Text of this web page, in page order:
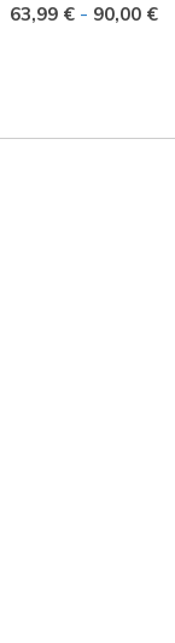
63,99 € - 90,00 €